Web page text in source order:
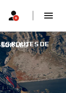
LES
ROUTES DE